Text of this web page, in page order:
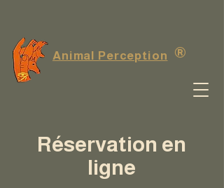
Animal Perception ®
Réservation en
ligne